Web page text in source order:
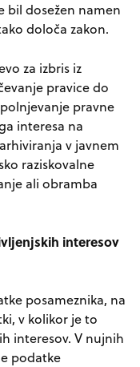
bil dosežen namen
določa zakon.
za izbris iz
pravice do
pravne
interesa na
v javnem
raziskovalne
ali obramba
interesov
posameznika, na
v kolikor je to
interesov. V nujnih
podatke